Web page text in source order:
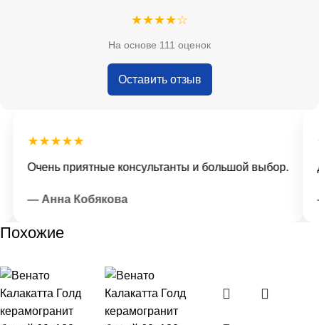
★★★★☆
На основе 111 оценок
Оставить отзыв
★★★★★
Очень приятные консультанты и большой выбор.
— Анна Кобякова
Похожие